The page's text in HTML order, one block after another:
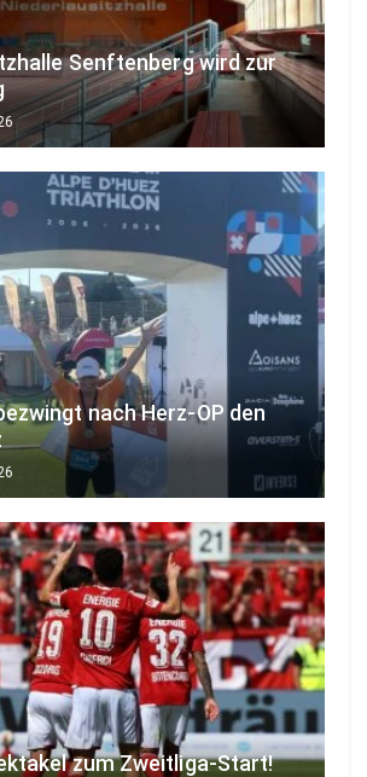
Senftenberg wird zur
nach Herz-OP den
zum Zweitliga-Start!